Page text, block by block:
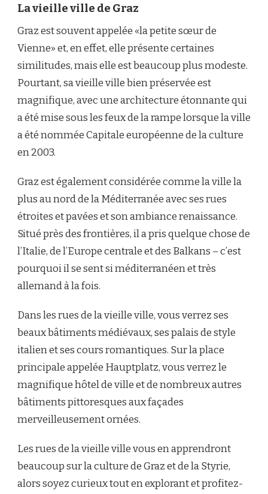
La vieille ville de Graz
Graz est souvent appelée «la petite sœur de
Vienne» et, en effet, elle présente certaines
similitudes, mais elle est beaucoup plus modeste.
Pourtant, sa vieille ville bien préservée est
magnifique, avec une architecture étonnante qui
a été mise sous les feux de la rampe lorsque la ville
a été nommée Capitale européenne de la culture
en 2003.
Graz est également considérée comme la ville la
plus au nord de la Méditerranée avec ses rues
étroites et pavées et son ambiance renaissance.
Situé près des frontières, il a pris quelque chose de
l’Italie, de l’Europe centrale et des Balkans – c’est
pourquoi il se sent si méditerranéen et très
allemand à la fois.
Dans les rues de la vieille ville, vous verrez ses
beaux bâtiments médiévaux, ses palais de style
italien et ses cours romantiques. Sur la place
principale appelée Hauptplatz, vous verrez le
magnifique hôtel de ville et de nombreux autres
bâtiments pittoresques aux façades
merveilleusement ornées.
Les rues de la vieille ville vous en apprendront
beaucoup sur la culture de Graz et de la Styrie,
alors soyez curieux tout en explorant et profitez-